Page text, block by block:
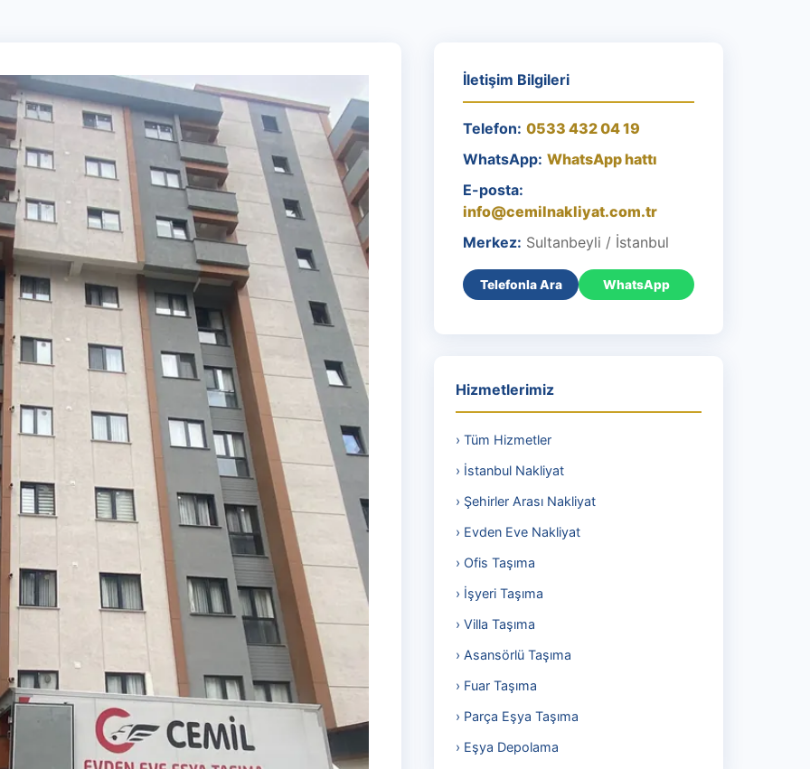
İletişim Bilgileri
Telefon: 0533 432 04 19
WhatsApp: WhatsApp hattı
E-posta:
info@cemilnakliyat.com.tr
Merkez: Sultanbeyli / İstanbul
Telefonla Ara WhatsApp
Hizmetlerimiz
› Tüm Hizmetler
› İstanbul Nakliyat
› Şehirler Arası Nakliyat
› Evden Eve Nakliyat
› Ofis Taşıma
› İşyeri Taşıma
› Villa Taşıma
› Asansörlü Taşıma
› Fuar Taşıma
› Parça Eşya Taşıma
› Eşya Depolama